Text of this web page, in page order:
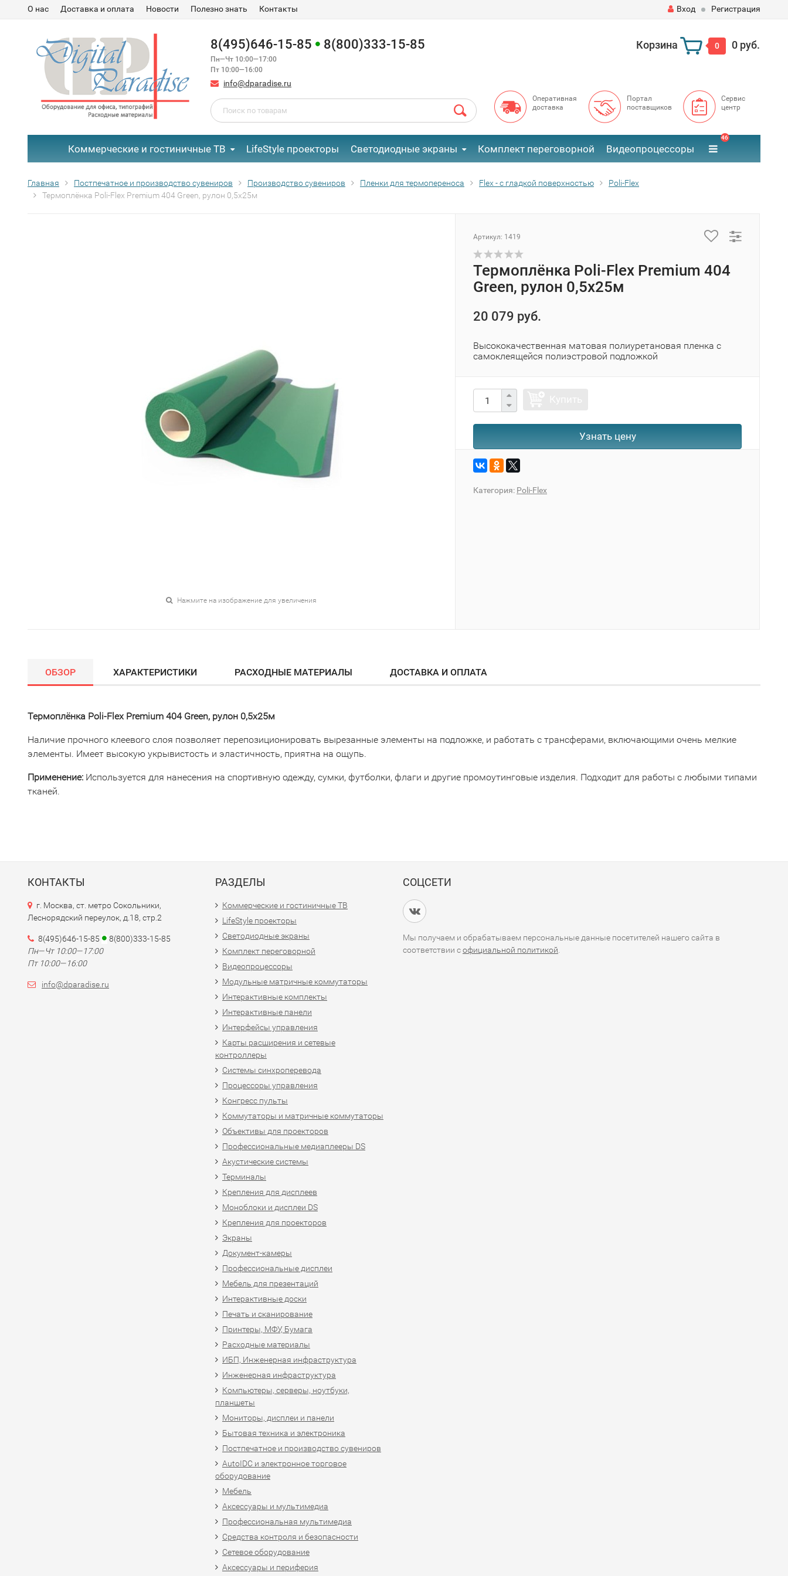
О нас Доставка и оплата Новости Полезно знать Контакты Вход Регистрация
8(495)646-15-85 8(800)333-15-85
Пн—Чт 10:00—17:00
Пт 10:00—16:00
info@dparadise.ru
Корзина 0 0 руб.
Оперативная
доставка
Портал
поставщиков
Сервис
центр
Коммерческие и гостиничные ТВ LifeStyle проекторы Светодиодные экраны Комплект переговорной Видеопроцессоры
46
Главная Постпечатное и производство сувениров Производство сувениров Пленки для термопереноса Flex - с гладкой поверхностью
Poli-Flex
Термоплёнка Poli-Flex Premium 404 Green, рулон 0,5x25м
Нажмите на изображение для увеличения
Артикул: 1419
Термоплёнка Poli-Flex Premium 404
Green, рулон 0,5x25м
20 079 руб.
Высококачественная матовая полиуретановая пленка с
самоклеящейся полиэстровой подложкой
Узнать цену
Категория: Poli-Flex
ОБЗОР ХАРАКТЕРИСТИКИ РАСХОДНЫЕ МАТЕРИАЛЫ ДОСТАВКА И ОПЛАТА
Термоплёнка Poli-Flex Premium 404 Green, рулон 0,5x25м
Наличие прочного клеевого слоя позволяет перепозиционировать вырезанные элементы на подложке, и работать с трансферами, включающими очень мелкие
элементы. Имеет высокую укрывистость и эластичность, приятна на ощупь.
Применение: Используется для нанесения на спортивную одежду, сумки, футболки, флаги и другие промоутинговые изделия. Подходит для работы с любыми типами
тканей.
КОНТАКТЫ
г. Москва, ст. метро Сокольники,
Леснорядский переулок, д.18, стр.2
8(495)646-15-85
8(800)333-15-85
Пн—Чт 10:00—17:00
Пт 10:00—16:00
info@dparadise.ru
РАЗДЕЛЫ
Коммерческие и гостиничные ТВ
LifeStyle проекторы
Светодиодные экраны
Комплект переговорной
Видеопроцессоры
Модульные матричные коммутаторы
Интерактивные комплекты
Интерактивные панели
Интерфейсы управления
Карты расширения и сетевые
контроллеры
Системы синхроперевода
Процессоры управления
Конгресс пульты
Коммутаторы и матричные коммутаторы
Объективы для проекторов
Профессиональные медиаплееры DS
Акустические системы
Терминалы
Крепления для дисплеев
Моноблоки и дисплеи DS
Крепления для проекторов
Экраны
Документ-камеры
Профессиональные дисплеи
Мебель для презентаций
Интерактивные доски
Печать и сканирование
Принтеры, МФУ, Бумага
Расходные материалы
ИБП, Инженерная инфраструктура
Инженерная инфраструктура
Компьютеры, серверы, ноутбуки,
планшеты
Мониторы, дисплеи и панели
Бытовая техника и электроника
Постпечатное и производство сувениров
AutoIDC и электронное торговое
оборудование
Мебель
Аксессуары и мультимедиа
Профессиональная мультимедиа
Средства контроля и безопасности
Сетевое оборудование
Аксессуары и периферия
СОЦСЕТИ
Мы получаем и обрабатываем персональные данные посетителей нашего сайта в
соответствии софициальной политикой